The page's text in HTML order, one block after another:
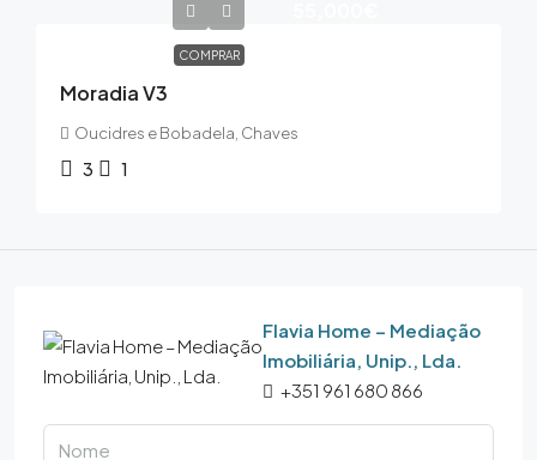
COMPRAR
Moradia V3
Oucidres e Bobadela, Chaves
3 1
Flavia Home – Mediação
Imobiliária, Unip., Lda.
+351 961 680 866